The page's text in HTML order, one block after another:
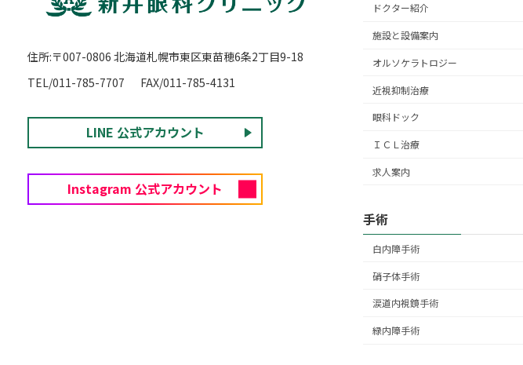
住所:〒007-0806 北海道札幌市東区東苗穂6条2丁目9-18
TEL/011-785-7707
FAX/011-785-4131
LINE 公式アカウント
Instagram 公式アカウント
ドクター紹介
施設と設備案内
オルソケラトロジー
近視抑制治療
眼科ドック
ＩＣＬ治療
求人案内
手術
白内障手術
硝子体手術
涙道内視鏡手術
緑内障手術